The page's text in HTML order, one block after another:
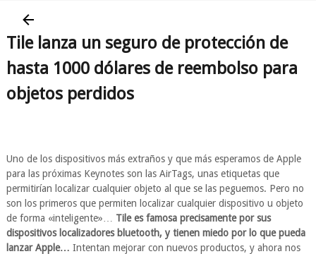
Tile lanza un seguro de protección de
hasta 1000 dólares de reembolso para
objetos perdidos
Uno de los dispositivos más extraños y que más esperamos de Apple
para las próximas Keynotes son las AirTags, unas etiquetas que
permitirían localizar cualquier objeto al que se las peguemos. Pero no
son los primeros que permiten localizar cualquier dispositivo u objeto
de forma «inteligente»… Tile es famosa precisamente por sus
dispositivos localizadores bluetooth, y tienen miedo por lo que pueda
lanzar Apple… Intentan mejorar con nuevos productos, y ahora nos